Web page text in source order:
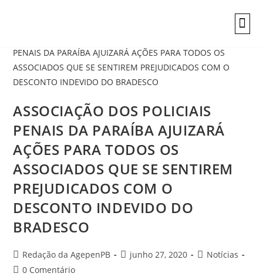
ASSOCIAÇÃO DOS POLICIAIS
PENAIS DA PARAÍBA AJUIZARÁ
AÇÕES PARA TODOS OS
ASSOCIADOS QUE SE SENTIREM
PREJUDICADOS COM O
DESCONTO INDEVIDO DO
BRADESCO
Redação da AgepenPB junho 27, 2020
Notícias
0 Comentário